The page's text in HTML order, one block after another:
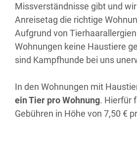
Missverständnisse gibt und
Anreisetag die richtige
Aufgrund von
Wohnungen keine Haustiere
sind Kampfhunde bei uns
In den Wohnungen mit
ein Tier pro Wohnung. Hierfür
Gebühren in Höhe von 7,50 €